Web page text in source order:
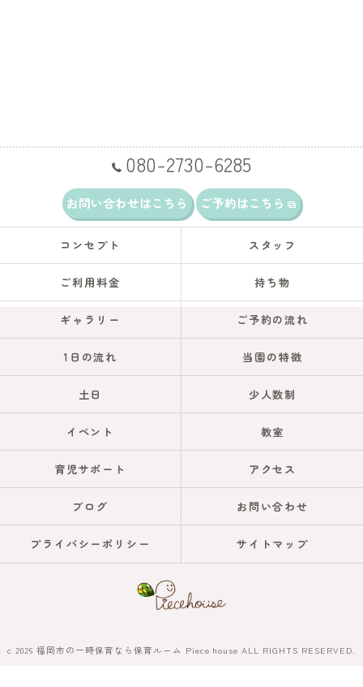
080-2730-6285
お問い合わせはこちら ご予約はこちら
コンセプト スタッフ
ご利用料金 持ち物
ギャラリー ご予約の流れ
1日の流れ 当園の特徴
土日 少人数制
イベント 教室
育児サポート アクセス
ブログ お問い合わせ
プライバシーポリシー サイトマップ
c 2026 福岡市の一時保育なら保育ルーム Piece house ALL RIGHTS RESERVED.